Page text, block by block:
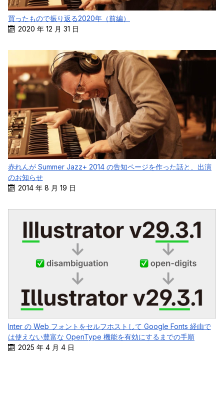
買ったもので振り返る2020年（前編）
2020 年 12 月 31 日
赤れんが Summer Jazz+ 2014 の告知ページを作った話と、出演
のお知らせ
2014 年 8 月 19 日
Inter の Web フォントをセルフホストして Google Fonts 経由で
は使えない豊富な OpenType 機能を有効にするまでの手順
2025 年 4 月 4 日